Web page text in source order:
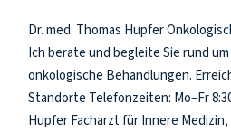
Dr. med. Thomas Hupfer
Ich berate und begleite Sie rund
onkologische Behandlungen.
Standorte Telefonzeiten: Mo–Fr
Hupfer Facharzt für Innere